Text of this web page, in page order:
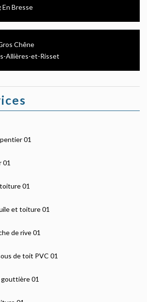
En Bresse
Chêne
Allières-et-Risset
01
01
01
et toiture 01
de rive 01
de toit PVC 01
01